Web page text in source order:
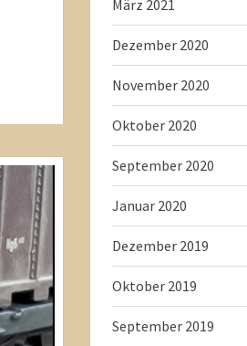
März 2021
Dezember 2020
November 2020
Oktober 2020
September 2020
Januar 2020
Dezember 2019
Oktober 2019
September 2019